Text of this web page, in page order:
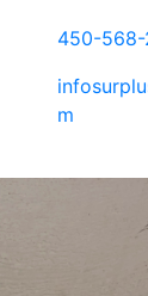
450-568-
m